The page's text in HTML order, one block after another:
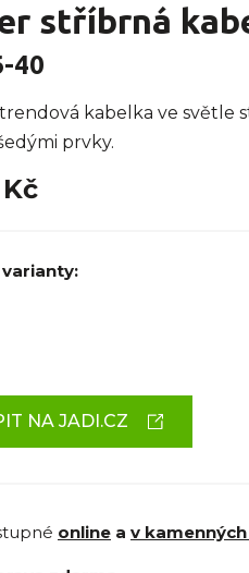
stříbrná
40
kabelka ve světle
prvky.
NA JADI.CZ
online a v